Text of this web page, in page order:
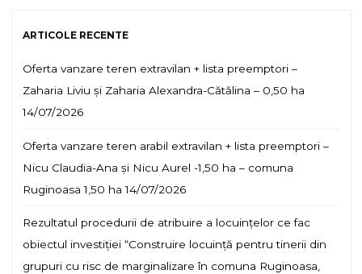
ARTICOLE RECENTE
Oferta vanzare teren extravilan + lista preemptori –
Zaharia Liviu și Zaharia Alexandra-Cătălina – 0,50 ha
14/07/2026
Oferta vanzare teren arabil extravilan + lista preemptori –
Nicu Claudia-Ana și Nicu Aurel -1,50 ha – comuna
Ruginoasa 1,50 ha 14/07/2026
Rezultatul procedurii de atribuire a locuințelor ce fac
obiectul investiției “Construire locuință pentru tinerii din
grupuri cu risc de marginalizare în comuna Ruginoasa,